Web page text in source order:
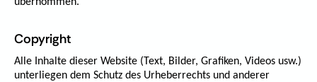
Copyright
Alle Inhalte dieser Website (Text, Bilder, Grafiken, Videos usw.)
unterliegen dem Schutz des Urheberrechts und anderer